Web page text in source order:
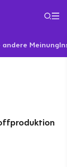
andere Meinung